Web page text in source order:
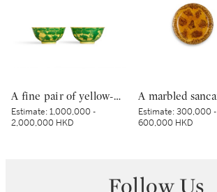
A fine pair of yellow-ground green-enamelled ‘boys’ bowls, Marks and period of Yongzheng | 清雍正 黃地綠彩嬰戲圖盌一對 《大清雍正年製》款
Estimate:1,000,000 -
2,000,000 HKD
Estimate:300,000 -
600,000 HKD
Follow Us